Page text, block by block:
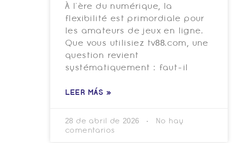
À l’ère du numérique, la
flexibilité est primordiale pour
les amateurs de jeux en ligne.
Que vous utilisiez tv88.com, une
question revient
systématiquement : faut-il
LEER MÁS »
28 de abril de 2026
No hay
comentarios